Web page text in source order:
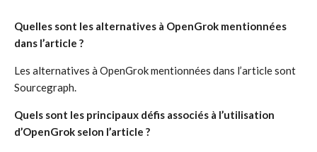
Quelles sont les alternatives à OpenGrok mentionnées
dans l’article ?
Les alternatives à OpenGrok mentionnées dans l’article sont
Sourcegraph.
Quels sont les principaux défis associés à l’utilisation
d’OpenGrok selon l’article ?